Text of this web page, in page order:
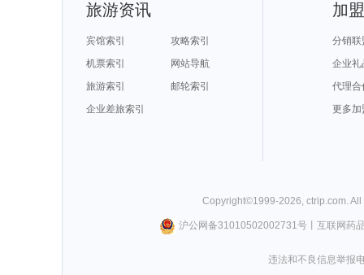
旅游资讯
宾馆索引
攻略索引
机票索引
网站导航
旅游索引
邮轮索引
企业差旅索引
加
分销联
企业礼
代理合
更多加
Copyright©1999-2026, ctrip.com.
沪公网备31010502002731号丨 互联网药
违法和不良信息举报